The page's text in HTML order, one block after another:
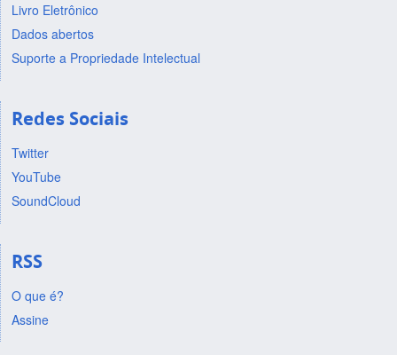
Livro Eletrônico
Dados abertos
Suporte a Propriedade Intelectual
Redes Sociais
Twitter
YouTube
SoundCloud
RSS
O que é?
Assine